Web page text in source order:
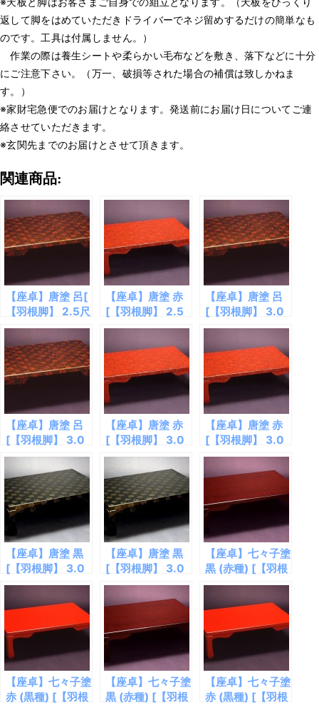
返して脚をはめていただきドライバーでネジ留めするだけの簡単なも
のです。工具は付属しません。）
作業の際は養生シートや柔らかい毛布などを敷き、落下などに十分
にご注意下さい。（万一、破損等された場合の補償は致しかねま
す。）
※家財宅急便でのお届けとなります。発送前にお届け日についてご連
絡させていただきます。
※玄関先までのお届けとさせて頂きます。
関連商品:
【座卓】唐塗 呂[
【羽根脚】 2.5尺
×3.5尺]
【座卓】唐塗 赤
[【羽根脚】 2.5
尺×3.5尺]
【座卓】唐塗 呂
[【羽根脚】 3.0
尺×4.0尺]
【座卓】唐塗 呂
[【羽根脚】 3.0
尺×5.0尺]
【座卓】唐塗 赤
[【羽根脚】 3.0
尺×4.0尺]
【座卓】唐塗 赤
[【羽根脚】 3.0
尺×5.0尺]
【座卓】唐塗 黒
[【羽根脚】 3.0
尺×4.0尺]
【座卓】唐塗 黒
[【羽根脚】 3.0
尺×5.0尺]
【座卓】七々子塗
黒 (赤種) [【羽根
脚】 2.5尺×3.5
【座卓】七々子塗
赤 (黒種) [【羽根
【座卓】七々子塗
黒 (赤種) [【羽根
【座卓】七々子塗
赤 (黒種) [【羽根